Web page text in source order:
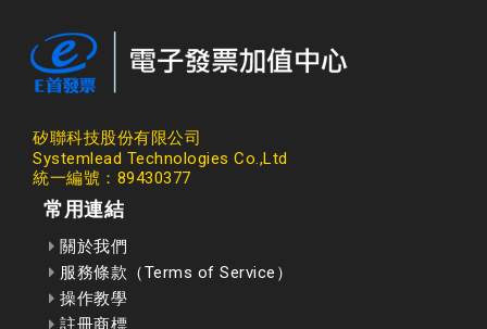
矽聯科技股份有限公司
Systemlead Technologies Co.,Ltd
統一編號：89430377
常用連結
關於我們
服務條款（Terms of Service）
操作教學
註冊商標